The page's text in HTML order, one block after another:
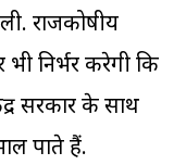
राजकोषीय
निर्भर करेगी कि
सरकार के साथ
पाते हैं.